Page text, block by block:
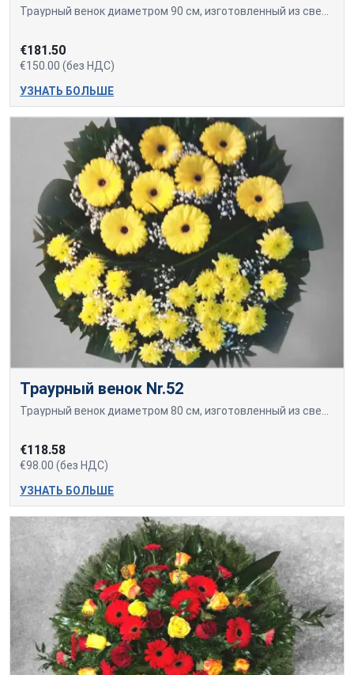
Траурный венок диаметром 90 см, изготовленный из свежесрезанных нежно-розовых гербер, белых хризантем и кремовых роз.
€181.50
€150.00 (без НДС)
УЗНАТЬ БОЛЬШЕ
Траурный венок Nr.52
€118.58
€98.00 (без НДС)
УЗНАТЬ БОЛЬШЕ